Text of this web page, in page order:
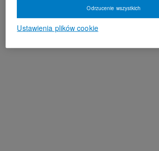
Ustawienia plików cookie
Odrzucenie wszystkich